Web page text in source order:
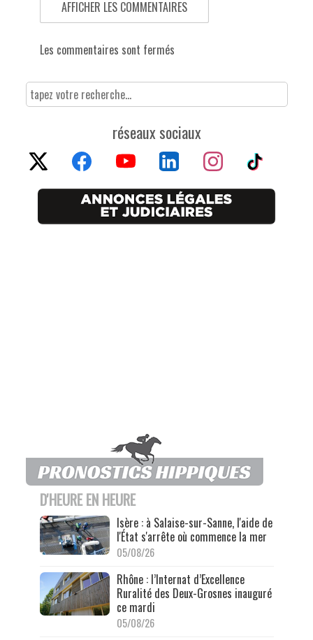
AFFICHER LES COMMENTAIRES
Les commentaires sont fermés
réseaux sociaux
D'HEURE EN HEURE
Isère : à Salaise-sur-Sanne, l'aide de
l'État s'arrête où commence la mer
05/08/26
Rhône : l’Internat d’Excellence
Ruralité des Deux-Grosnes inauguré
ce mardi
05/08/26